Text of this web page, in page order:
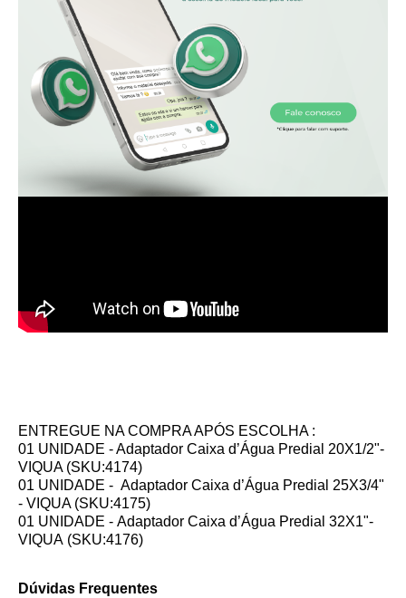
ENTREGUE NA COMPRA APÓS ESCOLHA :
01 UNIDADE - Adaptador Caixa d’Água Predial 20X1/2"-
VIQUA (SKU:4174)
01 UNIDADE - Adaptador Caixa d’Água Predial 25X3/4"
- VIQUA (SKU:4175)
01 UNIDADE - Adaptador Caixa d’Água Predial 32X1"-
VIQUA (SKU:4176)
Dúvidas Frequentes